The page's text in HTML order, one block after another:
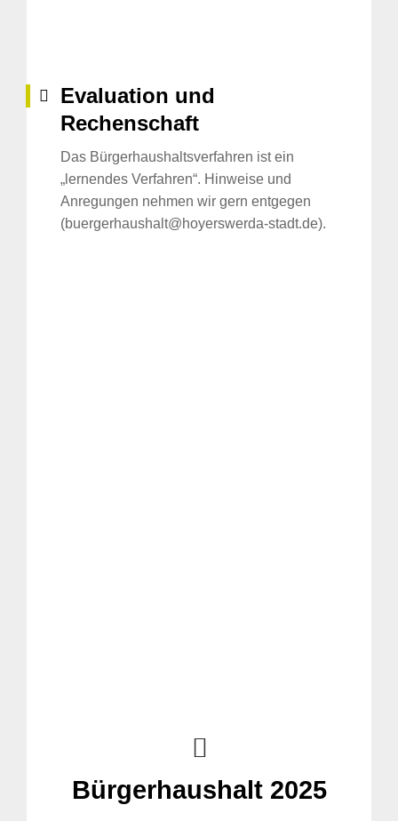
Evaluation und
Rechenschaft
Das Bürgerhaushaltsverfahren ist ein
„lernendes Verfahren“. Hinweise und
Anregungen nehmen wir gern entgegen
(buergerhaushalt@hoyerswerda-stadt.de).
Bürgerhaushalt 2025